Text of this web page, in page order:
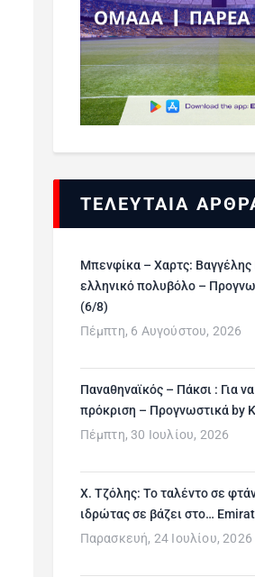
ΤΕΛΕΥΤΑΙΑ
Μπενφίκα – Χαρτς: Βαγγέλης
ελληνικό πολυβόλο –
(6/8)
Πέμπτη, 6 Αυγούστου, 2026
Παναθηναϊκός – Πάκσι : Για
πρόκριση – Προγνωστικά by
Πέμπτη, 30 Ιουλίου, 2026
Χ. Τζόλης: Το ταλέντο σε
ιδρώτας σε βάζει στο…
Παρασκευή, 24 Ιουλίου, 2026